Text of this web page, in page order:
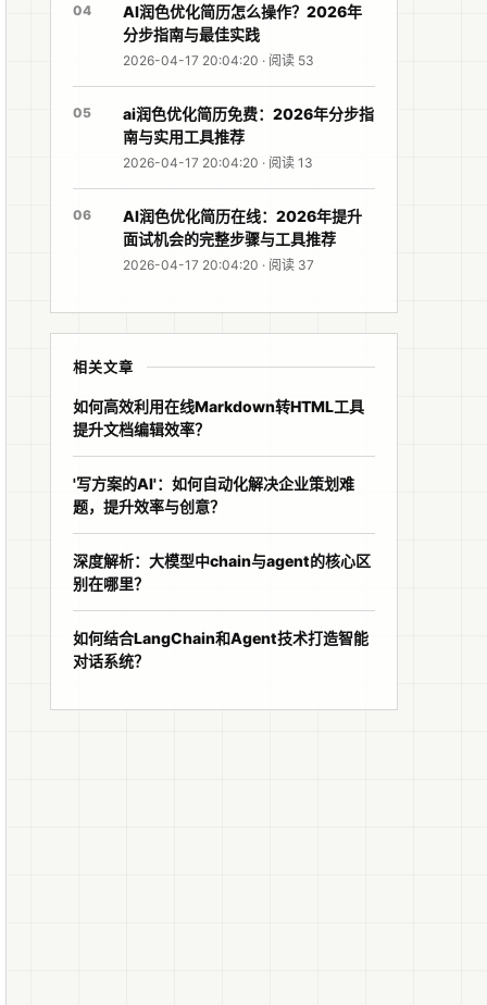
则是用来展示一张具体的图像文件。此外，超链接通常可以通过鼠标
文本，在无法加载图片时显示的文字；<code>URL</code> 则是
04
AI润色优化简历怎么操作？2026年
分步指南与最佳实践
2026-04-17 20:04:20 · 阅读 53
05
ai润色优化简历免费：2026年分步指
南与实用工具推荐
2026-04-17 20:04:20 · 阅读 13
06
AI润色优化简历在线：2026年提升
面试机会的完整步骤与工具推荐
2026-04-17 20:04:20 · 阅读 37
相关文章
如何高效利用在线Markdown转HTML工具
提升文档编辑效率？
'写方案的AI'：如何自动化解决企业策划难
题，提升效率与创意？
深度解析：大模型中chain与agent的核心区
别在哪里？
如何结合LangChain和Agent技术打造智能
对话系统？